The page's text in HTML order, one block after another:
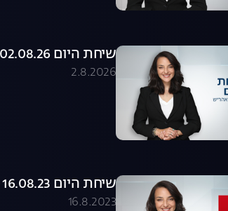
שיחת היום 02.08.26 - התכנית המלאה
2.8.2026
שיחת היום 16.08.23 - התכנית המלאה
16.8.2023